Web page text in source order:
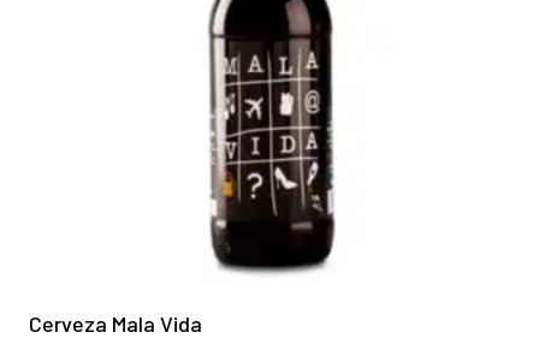
Cerveza Mala Vida